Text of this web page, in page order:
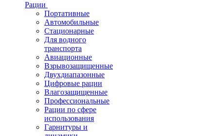
Рации
Портативные
Автомобильные
Стационарные
Для водного
транспорта
Авиационные
Взрывозащищенные
Двухдиапазонные
Цифровые рации
Влагозащищенные
Профессиональные
Рации по сфере
использования
Гарнитуры и